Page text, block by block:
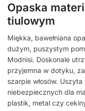
Opaska
tiulowym
Miękka, bawełniana
dużym, puszystym
Modnisi. Doskonale
przyjemna w dotyku,
szarpie włosów.
niebezpiecznych dla
plastik, metal czy